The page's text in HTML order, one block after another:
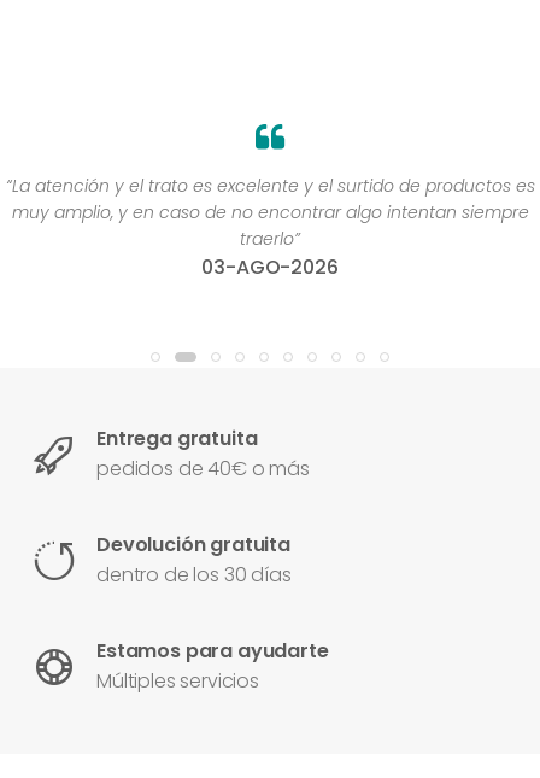
“La atención y el trato es excelente y el surtido de productos es
muy amplio, y en caso de no encontrar algo intentan siempre
traerlo”
03-AGO-2026
Entrega gratuita
pedidos de 40€ o más
Devolución gratuita
dentro de los 30 días
Estamos para ayudarte
Múltiples servicios